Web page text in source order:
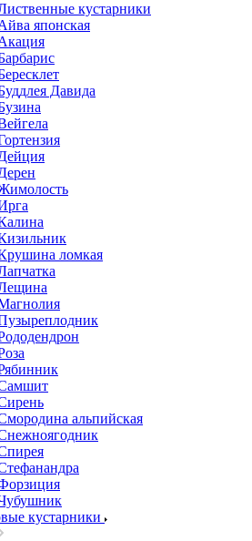
кустарники
японская
Давида
ломкая
альпийская
кустарники